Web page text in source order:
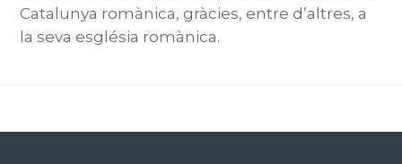
Catalunya romànica, gràcies, entre d’altres, a
la seva església romànica.